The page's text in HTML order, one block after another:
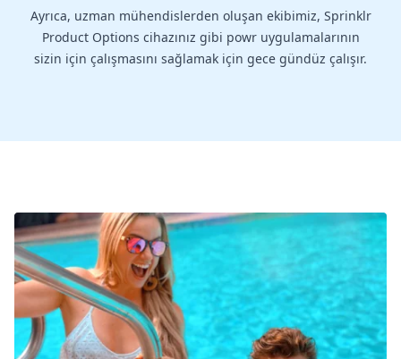
Ayrıca, uzman mühendislerden oluşan ekibimiz, Sprinklr
Product Options cihazınız gibi powr uygulamalarının
sizin için çalışmasını sağlamak için gece gündüz çalışır.